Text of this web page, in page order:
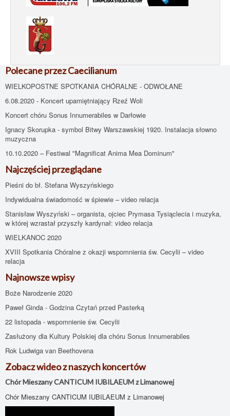
Polecane przez Caecilianum
WIELKOPOSTNE SPOTKANIA CHÓRALNE - ODWOŁANE
6.08.2020 - Koncert upamiętniający Rzeź Woli
Koncert chóru Sonus Innumerabiles w Darłowie
Ignacy Skorupka - symbol Bitwy Warszawskiej 1920. Instalacja słowno
muzyczna
10.10.2020 – Festiwal "Magnificat Anima Mea Dominum"
Najczęściej przeglądane
Pieśni do bł. Stefana Wyszyńskiego
Indywidualna świadomość w śpiewie – video relacja
Stanisław Wyszyński – organista, ojciec Prymasa Tysiąclecia i muzyka,
w której wzrastał przyszły kardynał: video relacja
WIELKANOC 2020
XVIII Spotkania Chóralne z okazji wspomnienia św. Cecylii – video
relacja
Najnowsze wpisy
Boże Narodzenie 2020
Paweł Ginda - Godzina Czytań przed Pasterką
22 listopada - wspomnienie św. Cecylii
Zasłużony dla Kultury Polskiej dla chóru Sonus Innumerabiles
Rok Ludwiga van Beethovena
Zobacz wideo z naszych koncertów
Chór Mieszany CANTICUM IUBILAEUM z Limanowej
Chór Mieszany CANTICUM IUBILAEUM z Limanowej